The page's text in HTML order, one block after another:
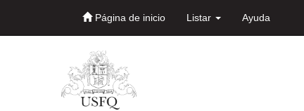
Página de inicio Listar Ayuda